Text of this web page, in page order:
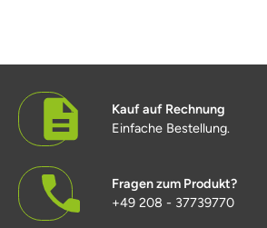
Kauf auf Rechnung
Einfache Bestellung.
Fragen zum Produkt?
+49 208 - 37739770